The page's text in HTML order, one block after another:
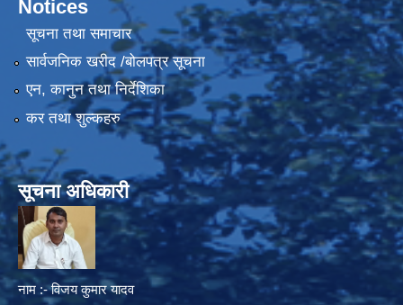
Notices
सूचना तथा समाचार
सार्वजनिक खरीद /बोलपत्र सूचना
एन, कानुन तथा निर्देशिका
कर तथा शुल्कहरु
सूचना अधिकारी
नाम :- विजय कुमार यादव